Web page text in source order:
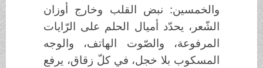
والخمسين: نبض القلب وخارج أوزان
الشّعر، يحدّد أميال الحلم على الرّايات
المرفوعة، والصّوت الهاتف، والوجه
المسكوب بلا خجل، في كلّ زقاق، يرفع